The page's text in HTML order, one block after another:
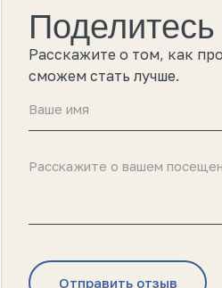
Расскажите о том, как
сможем стать лучше.
Отправить отзыв